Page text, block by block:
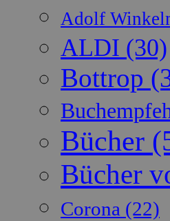
Adolf
ALDI (30)
Bottrop
Bücher
Bücher
Corona (22)